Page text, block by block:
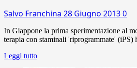
Salvo Franchina 28 Giugno 20130
In Giappone la prima sperimentazione al
terapia con staminali 'riprogrammate'
Leggi tutto